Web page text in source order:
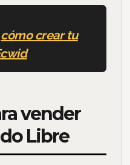
cómo crear tu
vender
Libre